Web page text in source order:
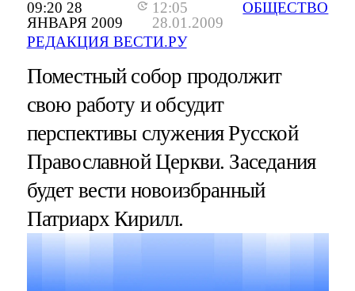
09:20 28
ЯНВАРЯ 2009
12:05
28.01.2009
РЕДАКЦИЯ ВЕСТИ.РУ
ОБЩЕСТВО
Поместный собор продолжит
свою работу и обсудит
перспективы служения Русской
Православной Церкви. Заседания
будет вести новоизбранный
Патриарх Кирилл.